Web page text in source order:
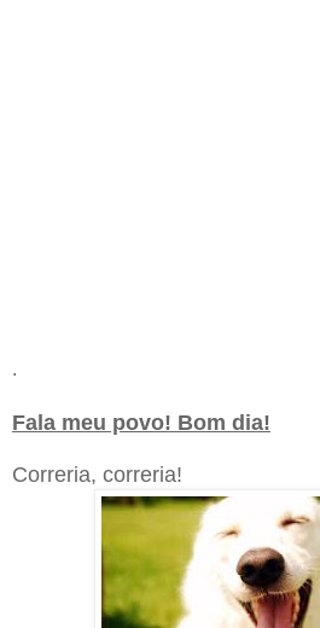
.
Fala meu povo! Bom dia!
Correria, correria!